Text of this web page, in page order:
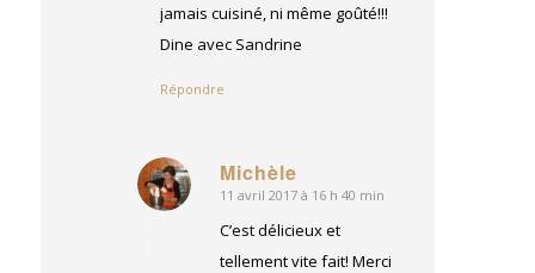
jamais cuisiné, ni même goûté!!!
Dine avec Sandrine
Répondre
Michèle
dit
11 avril 2017 à 16 h 40 min
C’est délicieux et
tellement vite fait! Merci